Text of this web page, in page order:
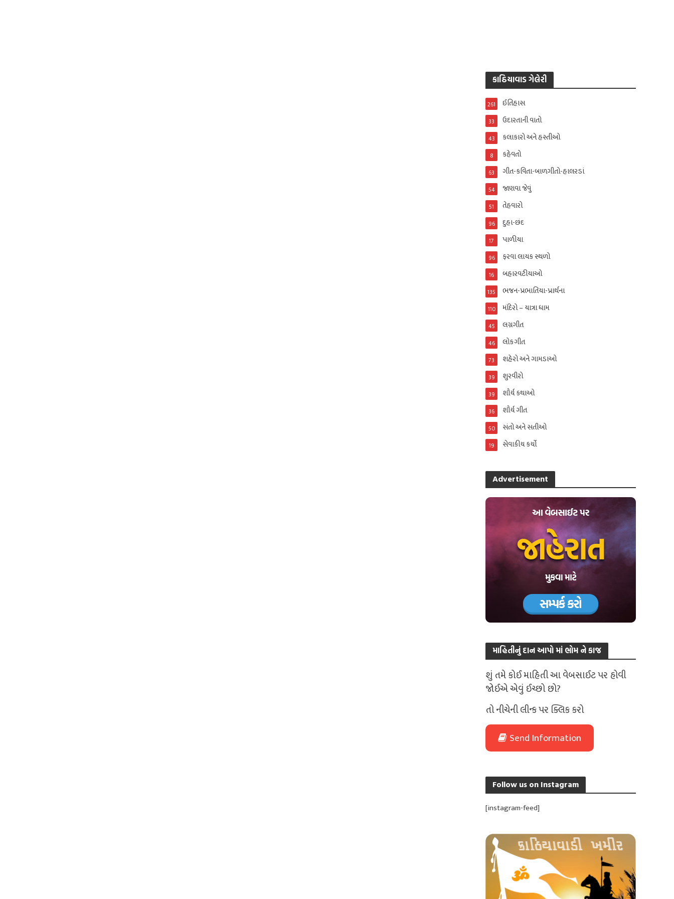
કાઠિયાવાડ ગેલેરી
ઈતિહાસ
261
ઉદારતાની વાતો
33
કલાકારો અને હસ્તીઓ
43
કહેવતો
8
ગીત-કવિતા-બાળગીતો-હાલરડાં
63
જાણવા જેવું
54
તેહવારો
51
દુહા-છંદ
96
પાળીયા
17
ફરવા લાયક સ્થળો
96
બહારવટીયાઓ
16
ભજન-પ્રભાતિયા-પ્રાર્થના
135
મંદિરો – યાત્રા ધામ
110
લગ્નગીત
45
લોકગીત
46
શહેરો અને ગામડાઓ
73
શુરવીરો
39
શૌર્ય કથાઓ
39
શૌર્ય ગીત
36
સંતો અને સતીઓ
50
સેવાકીય કર્યો
19
Advertisement
માહિતીનું દાન આપો માં ભોમ ને કાજ
શું તમે કોઈ માહિતી આ વેબસાઈટ પર હોવી
જોઈએ એવું ઈચ્છો છો?
તો નીચેની લીન્ક પર ક્લિક કરો
Send Information
Follow us on Instagram
[instagram-feed]